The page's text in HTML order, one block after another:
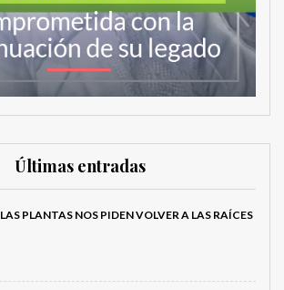
Últimas entradas
LAS PLANTAS NOS PIDEN VOLVER A LAS RAÍCES